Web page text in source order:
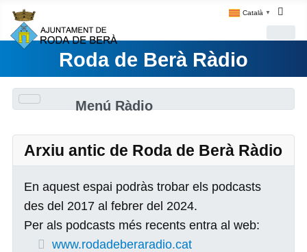
Català ▼
Roda de Berà Ràdio
Menú Ràdio
Arxiu antic de Roda de Berà Ràdio
En aquest espai podràs trobar els podcasts
des del 2017 al febrer del 2024.
Per als podcasts més recents entra al web:
www.rodadeberaradio.cat